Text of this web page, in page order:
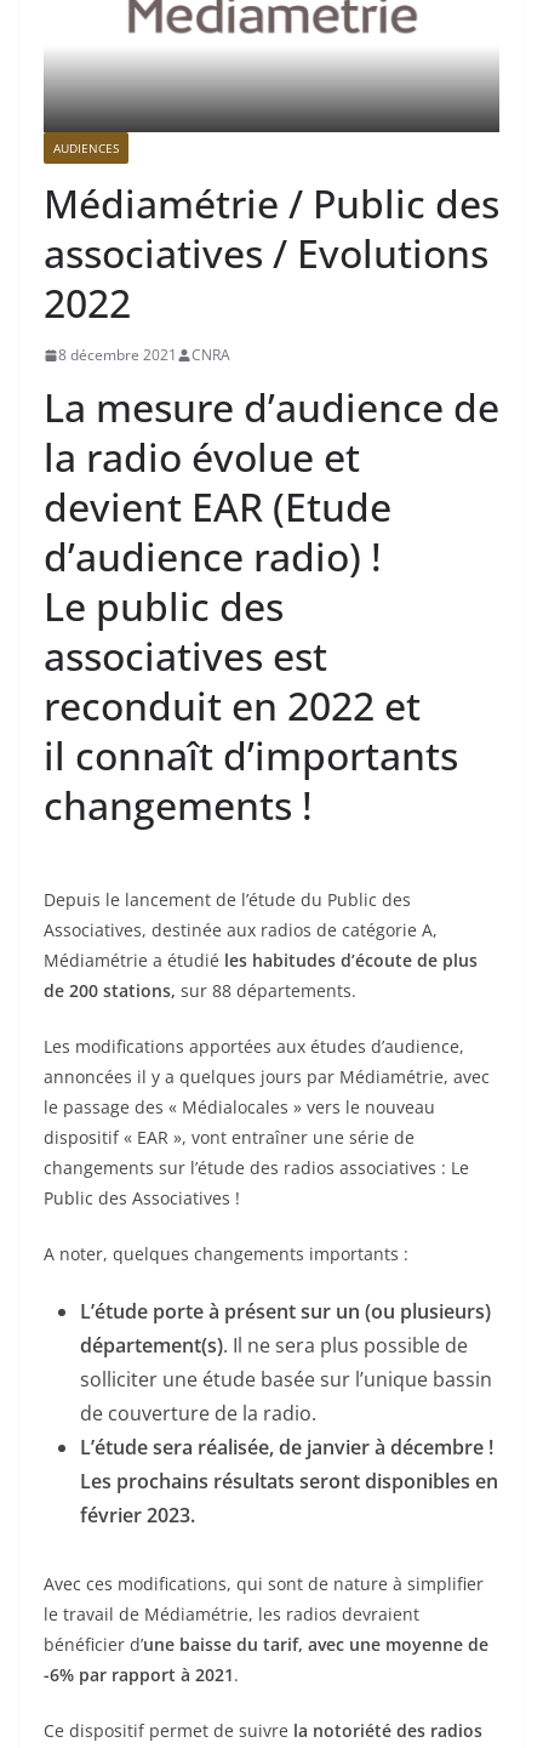
AUDIENCES
Médiamétrie / Public des
associatives / Evolutions
2022
8 décembre 2021 CNRA
La mesure d’audience de
la radio évolue et
devient EAR (Etude
d’audience radio) !
Le public des
associatives est
reconduit en 2022 et
il connaît d’importants
changements !
Depuis le lancement de l’étude du Public des
Associatives, destinée aux radios de catégorie A,
Médiamétrie a étudié les habitudes d’écoute de plus
de 200 stations, sur 88 départements.
Les modifications apportées aux études d’audience,
annoncées il y a quelques jours par Médiamétrie, avec
le passage des « Médialocales » vers le nouveau
dispositif « EAR », vont entraîner une série de
changements sur l’étude des radios associatives : Le
Public des Associatives !
A noter, quelques changements importants :
L’étude porte à présent sur un (ou plusieurs)
département(s). Il ne sera plus possible de
solliciter une étude basée sur l’unique bassin
de couverture de la radio.
L’étude sera réalisée, de janvier à décembre !
Les prochains résultats seront disponibles en
février 2023.
Avec ces modifications, qui sont de nature à simplifier
le travail de Médiamétrie, les radios devraient
bénéficier d’une baisse du tarif, avec une moyenne de
-6% par rapport à 2021.
Ce dispositif permet de suivre la notoriété des radios